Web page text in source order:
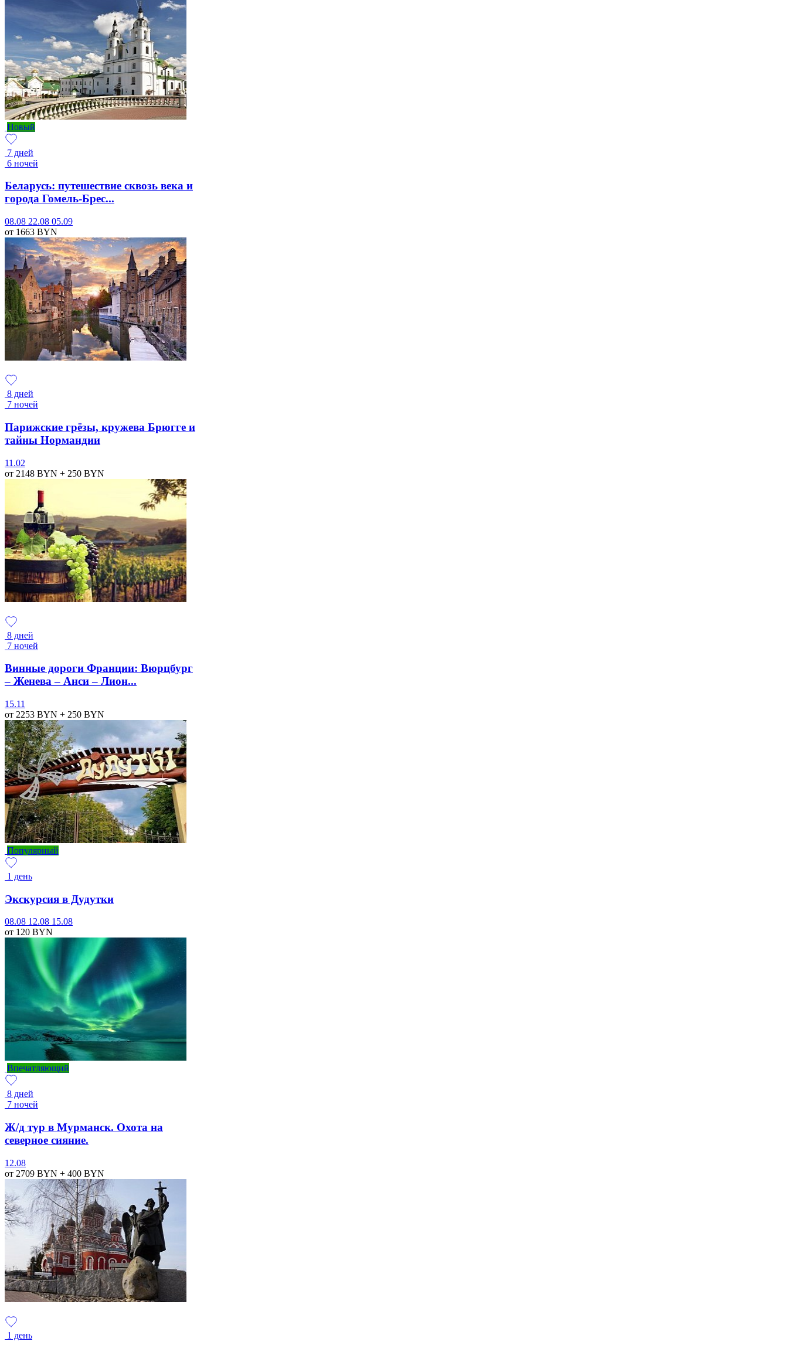
Новый
7 дней
6 ночей
Беларусь: путешествие сквозь века и
города Гомель-Брес...
08.08 22.08 05.09
от 1663 BYN
8 дней
7 ночей
Парижские грёзы, кружева Брюгге и
тайны Нормандии
11.02
от 2148 BYN + 250 BYN
8 дней
7 ночей
Винные дороги Франции: Вюрцбург
– Женева – Анси – Лион...
15.11
от 2253 BYN + 250 BYN
Популярный
1 день
Экскурсия в Дудутки
08.08 12.08 15.08
от 120 BYN
Впечатляющий
8 дней
7 ночей
Ж/д тур в Мурманск. Охота на
северное сияние.
12.08
от 2709 BYN + 400 BYN
1 день